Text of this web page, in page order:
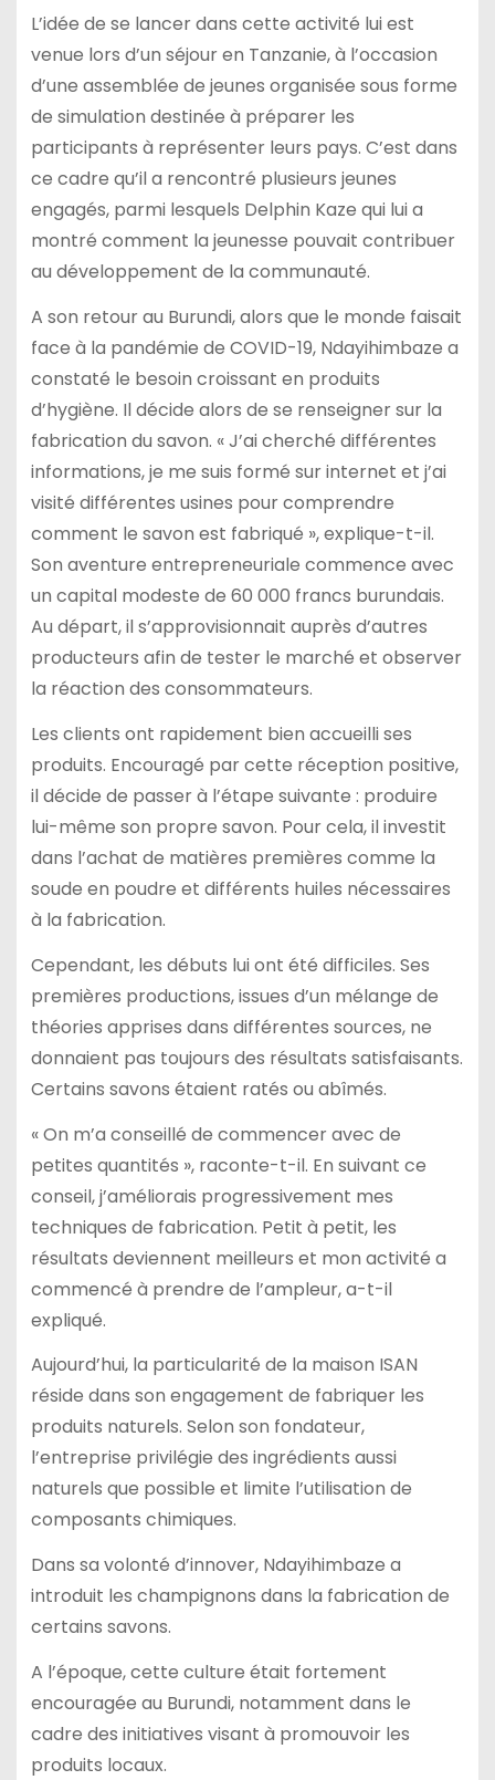
L’idée de se lancer dans cette activité lui est
venue lors d’un séjour en Tanzanie, à l’occasion
d’une assemblée de jeunes organisée sous forme
de simulation destinée à préparer les
participants à représenter leurs pays. C’est dans
ce cadre qu’il a rencontré plusieurs jeunes
engagés, parmi lesquels Delphin Kaze qui lui a
montré comment la jeunesse pouvait contribuer
au développement de la communauté.
A son retour au Burundi, alors que le monde faisait
face à la pandémie de COVID-19, Ndayihimbaze a
constaté le besoin croissant en produits
d’hygiène. Il décide alors de se renseigner sur la
fabrication du savon. « J’ai cherché différentes
informations, je me suis formé sur internet et j’ai
visité différentes usines pour comprendre
comment le savon est fabriqué », explique-t-il.
Son aventure entrepreneuriale commence avec
un capital modeste de 60 000 francs burundais.
Au départ, il s’approvisionnait auprès d’autres
producteurs afin de tester le marché et observer
la réaction des consommateurs.
Les clients ont rapidement bien accueilli ses
produits. Encouragé par cette réception positive,
il décide de passer à l’étape suivante : produire
lui-même son propre savon. Pour cela, il investit
dans l’achat de matières premières comme la
soude en poudre et différents huiles nécessaires
à la fabrication.
Cependant, les débuts lui ont été difficiles. Ses
premières productions, issues d’un mélange de
théories apprises dans différentes sources, ne
donnaient pas toujours des résultats satisfaisants.
Certains savons étaient ratés ou abîmés.
« On m’a conseillé de commencer avec de
petites quantités », raconte-t-il. En suivant ce
conseil, j’améliorais progressivement mes
techniques de fabrication. Petit à petit, les
résultats deviennent meilleurs et mon activité a
commencé à prendre de l’ampleur, a-t-il
expliqué.
Aujourd’hui, la particularité de la maison ISAN
réside dans son engagement de fabriquer les
produits naturels. Selon son fondateur,
l’entreprise privilégie des ingrédients aussi
naturels que possible et limite l’utilisation de
composants chimiques.
Dans sa volonté d’innover, Ndayihimbaze a
introduit les champignons dans la fabrication de
certains savons.
A l’époque, cette culture était fortement
encouragée au Burundi, notamment dans le
cadre des initiatives visant à promouvoir les
produits locaux.